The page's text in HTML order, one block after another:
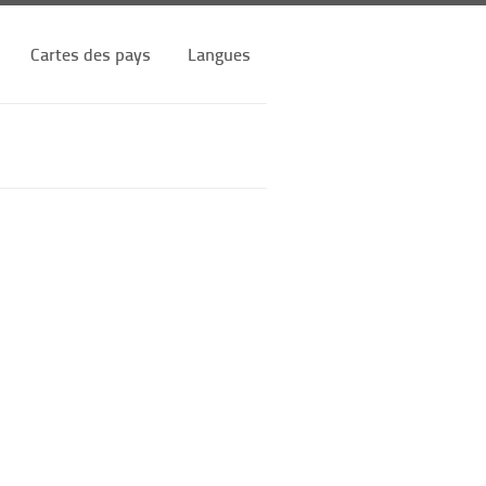
Cartes des pays Langues